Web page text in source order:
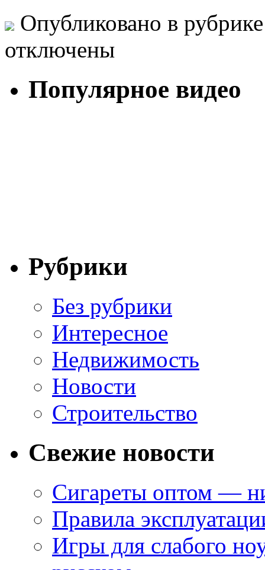
Опубликовано в
отключены
Популярное видео
Рубрики
Без рубрики
Интересное
Недвижимость
Новости
Строительство
Свежие новости
Сигареты оптом —
Правила
Игры для слабого